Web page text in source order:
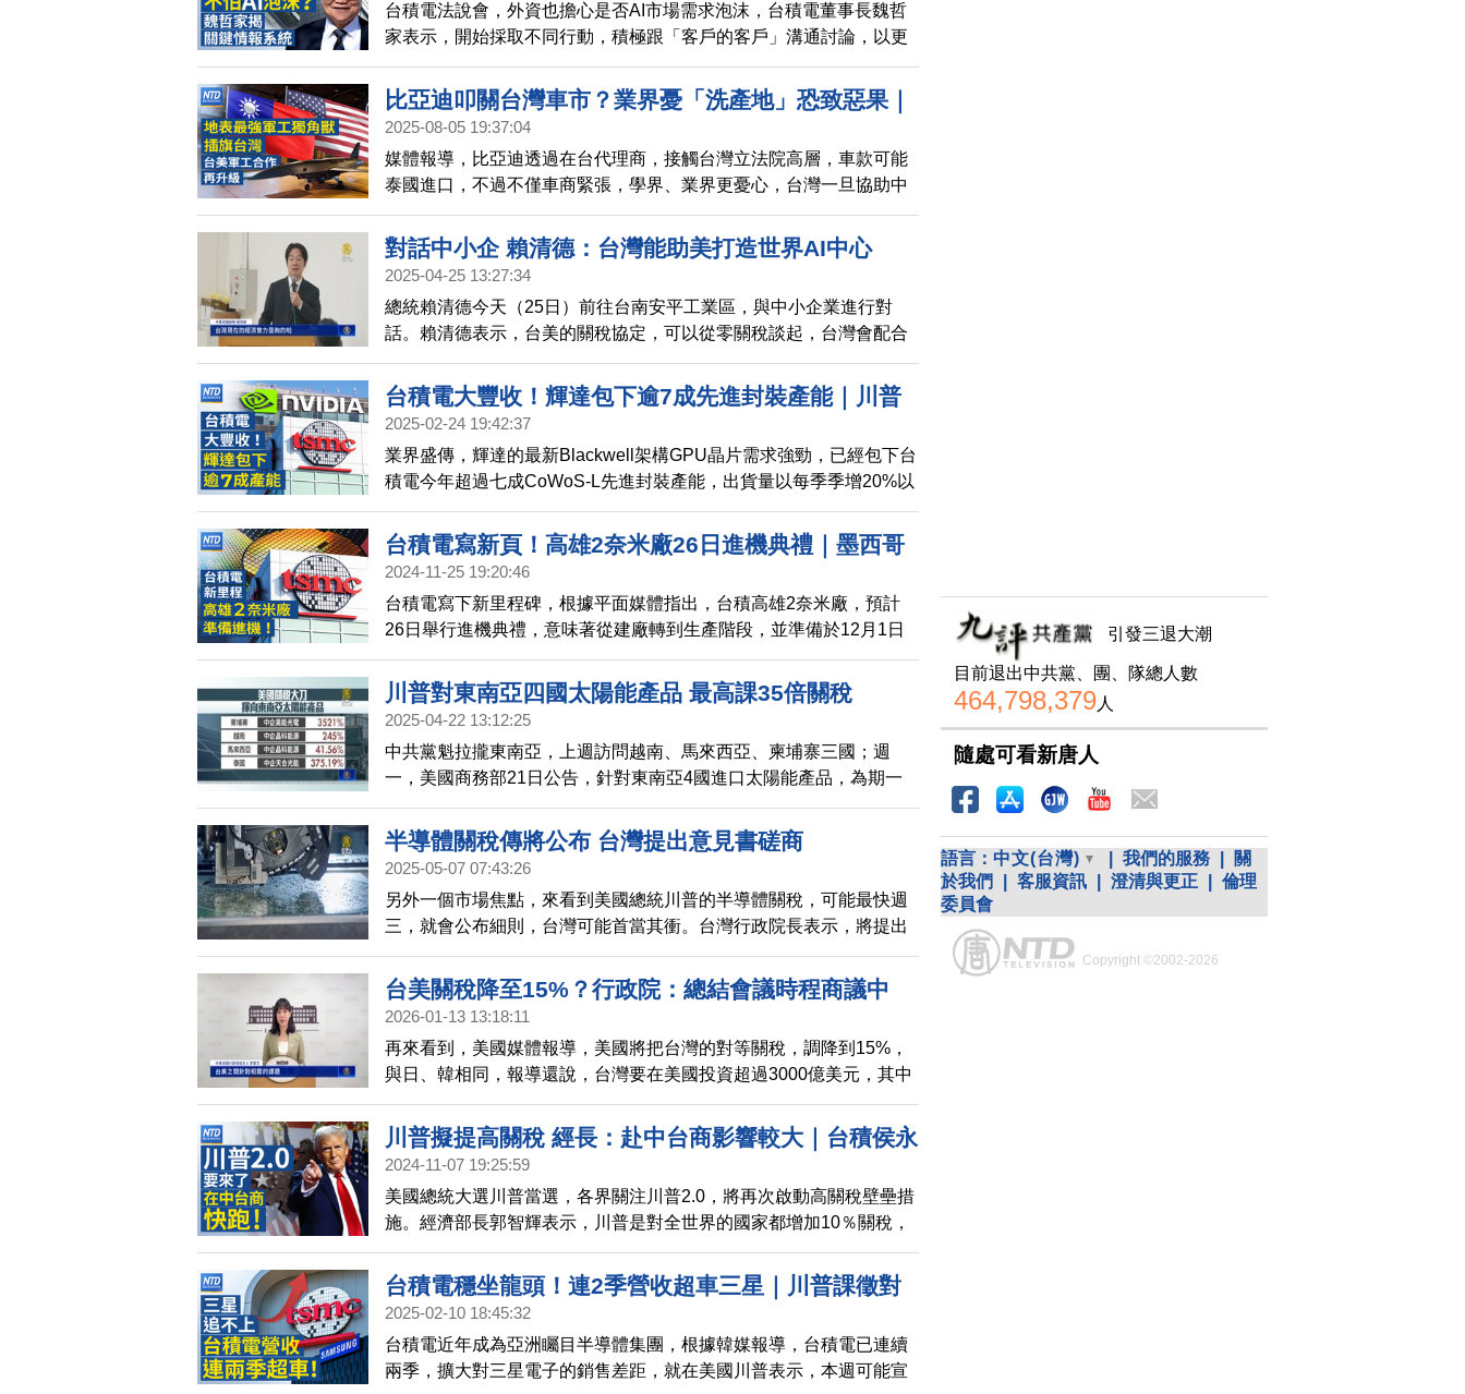
森特：希望日本停止購買俄羅斯石油｜川普親口證實
美中貿易戰開打
台積電法說會，外資也擔心是否AI市場需求泡沫，台積電董事長魏哲
家表示，開始採取不同行動，積極跟「客戶的客戶」溝通討論，以更
瞭解客戶的看法，他表示現在終端客戶確實有強勁產能需求，他也透
露積極擴大美國廠區土地取得，加快擴建速度，預估即便沒有中國市
場，也無礙AI產業成長性。 韓國官員週四(16日)啟程前往華盛頓，展
往美國佛州，出席由軟銀集團會長孫正義主辦的「星際之門」計畫投
資推進活動，有望與美國總統川普在海湖莊園會面。 美國財政部長貝
森特與
比亞迪叩關台灣車市？業界憂「洗產地」恐致惡果｜
員工涉竊2奈米技術 台積電：嚴懲追究！｜賴清德：
台灣明年國防預算逾GDP 3%｜美軍工獨角獸
Anduril插旗台灣
2025-08-05 19:37:04
媒體報導，比亞迪透過在台代理商，接觸台灣立法院高層，車款可能
泰國進口，不過不僅車商緊張，學界、業界更憂心，台灣一旦協助中
製產品「洗產地」，將不利台美關稅談判。 台積電2奈米準備進入量
產階段，不過日媒報導，有員工在任職期間，涉嫌不當取得2奈米製程
的關鍵技術，台積電回應表示，表示已對涉事違規人員進行嚴厲懲
論壇聚焦印太區域安全等議題，總統賴清德親自出席發表演說，強調
台灣將持續推動國防改革，明年國防預算將達GDP3%以上，提升台灣
的自我防衛
對話中小企 賴清德：台灣能助美打造世界AI中心
2025-04-25 13:27:34
總統賴清德今天（25日）前往台南安平工業區，與中小企業進行對
話。賴清德表示，台美的關稅協定，可以從零關稅談起，台灣會配合
美方杜絕洗產地的要求，更強調台灣有實力，可以協助川普將美國打
造成世界的AI中心。
台積電大豐收！輝達包下逾7成先進封裝產能｜川普
改變單挑策略？傳邀墨西哥對中徵稅｜德國政壇變
天！減稅改革、能源政策受矚｜蘋果首喊返美生產！
iPhone價格漲定了？
2025-02-24 19:42:37
業界盛傳，輝達的最新Blackwell架構GPU晶片需求強勁，已經包下台
積電今年超過七成CoWoS-L先進封裝產能，出貨量以每季季增20%以
上逐季衝高。另外，隨著美國力推AI超級計畫「星際之門」，法人認
為這將帶動新一波AI伺服器建置需求，輝達有機會再追單台積電。美
國總統川普先前宣布，要對加拿大和墨西哥徵25%的關稅，下週就要
議，墨西哥應該要對中國課關稅，以此避免川普的新關稅。德國大選
結果出爐，德國保守派聯盟獲得勝出，基民黨/基社黨聯盟領袖梅爾茨
表示
台積電寫新頁！高雄2奈米廠26日進機典禮｜墨西哥
擬修法移除中國製零件｜台積布局美日歐 專家：美仍
仰賴「在台製」晶片｜台灣12強奪冠！體育基金估賺
逾2億
2024-11-25 19:20:46
台積電寫下新里程碑，根據平面媒體指出，台積高雄2奈米廠，預計
26日舉行進機典禮，意味著從建廠轉到生產階段，並準備於12月1日
移入機台，這是台積電在高雄的首座晶圓廠，後續P1廠第二期，將於
明年接續裝機，P2與P3正陸續施工中。美國準總統川普預告，未來將
對中國商品課徵60%關稅，而緊鄰在美國南方的墨西哥，被美國與加
去美墨加貿易協定，總統辛鮑姆表示將修法移除中國製零組件。另
外，晶圓代工大廠台積電深耕台灣之際，也持續布局海外，根據美國
媒體Business
川普對東南亞四國太陽能產品 最高課35倍關稅
2025-04-22 13:12:25
中共黨魁拉攏東南亞，上週訪問越南、馬來西亞、柬埔寨三國；週
一，美國商務部21日公告，針對東南亞4國進口太陽能產品，為期一
年的反傾銷稅、反補貼稅調查最終裁定，預計對越南、馬來西亞、柬
埔寨與泰國，課徵高達34.4%至3521%不等的反傾銷、反補貼關稅。
其中，柬埔寨最高，高達35倍關稅。
半導體關稅傳將公布 台灣提出意見書磋商
2025-05-07 07:43:26
另外一個市場焦點，來看到美國總統川普的半導體關稅，可能最快週
三，就會公布細則，台灣可能首當其衝。台灣行政院長表示，將提出
意見書，期待進行有效磋商。
台美關稅降至15%？行政院：總結會議時程商議中
2026-01-13 13:18:11
再來看到，美國媒體報導，美國將把台灣的對等關稅，調降到15%，
與日、韓相同，報導還說，台灣要在美國投資超過3000億美元，其中
包括台積電，加碼在美國設廠。對此，台灣行政院今天做出回應，表
示總結會議的時程，正在商議中。
川普擬提高關稅 經長：赴中台商影響較大｜台積侯永
清：台美半導體合作關係不變｜川普重返白宮 童子
賢：無法忽視台灣科技業｜主計總處：藍白財劃法若
通過 中央財源少五成
2024-11-07 19:25:59
美國總統大選川普當選，各界關注川普2.0，將再次啟動高關稅壁壘措
施。經濟部長郭智輝表示，川普是對全世界的國家都增加10％關稅，
這部分對台灣影響，應該不會非常劇烈，但是對在中國大陸的台商影
響會比較大。 產業界聚焦「川普效應」，TSIA理事長、台積電資深副
總共同營運長侯永清，7日針對半導體產業提出4大方向建言，他認為
能做的就是把自己做強做廣。 川普當選美國下一任總統，外界關注對
台影響，和碩董事長童子賢表示，台灣是世界科技重要夥伴，這樣的
台積電穩坐龍頭！連2季營收超車三星｜川普課徵對
等關稅前夕 台積董事會12日首度在美召開｜馬斯克
首表態 無意收購TikTok｜中共對美報復性關稅生效
川普將重拳反制？
2025-02-10 18:45:32
台積電近年成為亞洲矚目半導體集團，根據韓媒報導，台積電已連續
兩季，擴大對三星電子的銷售差距，就在美國川普表示，本週可能宣
引發三退大潮
目前退出中共黨、團、隊總人數
464,798,379人
隨處可看新唐人
語言： 中文(台灣) 我們的服務
關
於我們
客服資訊 澄清與更正
倫理
委員會
Copyright ©2002-2026